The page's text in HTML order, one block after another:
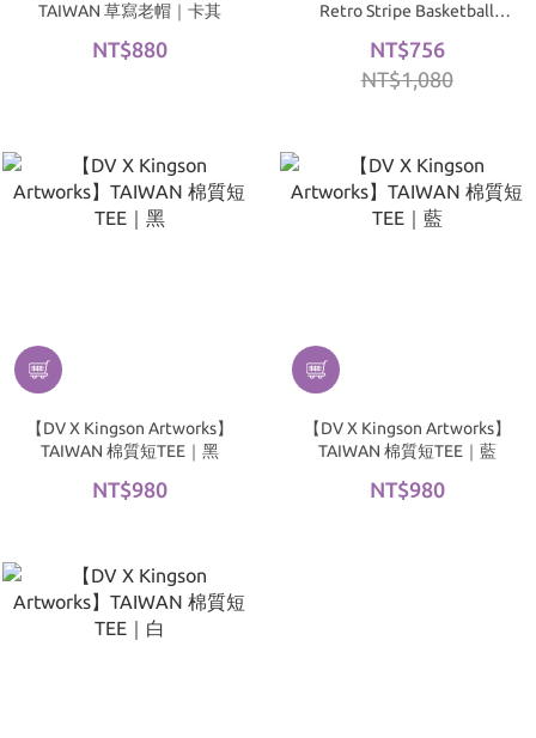
TAIWAN 草寫老帽｜卡其
NT$880
Retro Stripe Basketball
NT$756
NT$1,080
【DV X Kingson Artworks】
TAIWAN 棉質短TEE｜黑
NT$980
【DV X Kingson Artworks】
TAIWAN 棉質短TEE｜藍
NT$980